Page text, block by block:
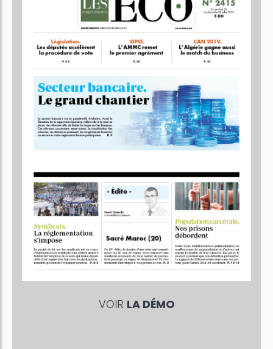
VOIR LA DÉMO